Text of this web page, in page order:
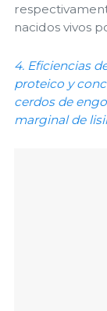
nacidos vivos
4. Eficiencias
proteico y
cerdos de
marginal de